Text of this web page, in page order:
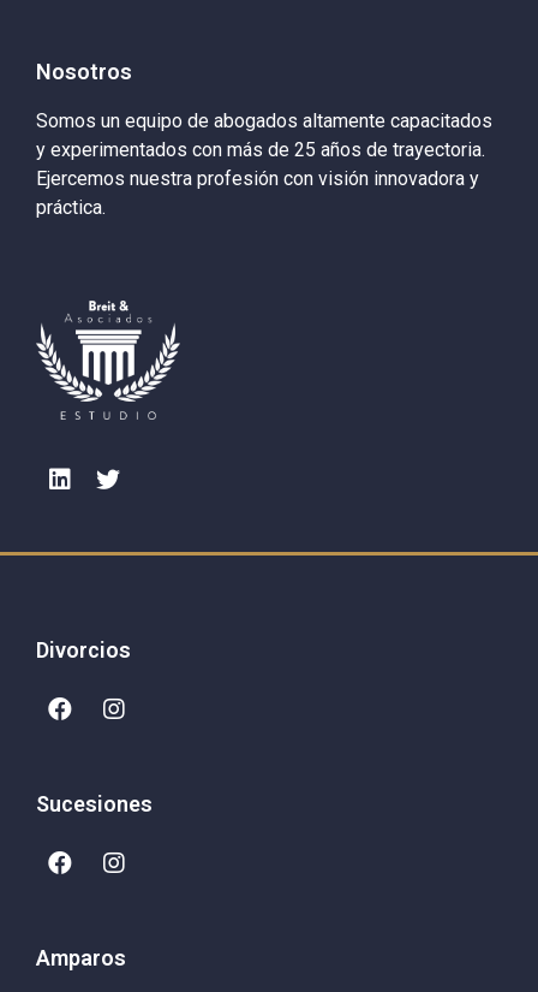
Nosotros
Somos un equipo de abogados altamente capacitados
y experimentados con más de 25 años de trayectoria.
Ejercemos nuestra profesión con visión innovadora y
práctica.
Divorcios
Sucesiones
Amparos